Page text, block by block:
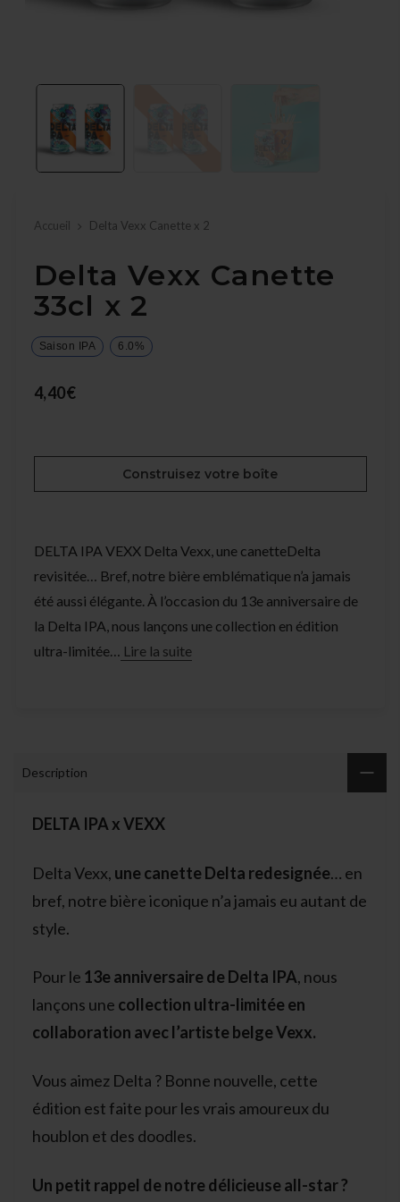
Accueil Delta Vexx Canette x 2
Delta Vexx Canette
33cl x 2
Saison IPA 6.0%
4,40€
Construisez votre boîte
DELTA IPA VEXX Delta Vexx, une canetteDelta
revisitée… Bref, notre bière emblématique n’a jamais
été aussi élégante. À l’occasion du 13e anniversaire de
la Delta IPA, nous lançons une collection en édition
ultra-limitée… Lire la suite
Description
DELTA IPA x VEXX
Delta Vexx, une canette Delta redesignée… en
bref, notre bière iconique n’a jamais eu autant de
style.
Pour le 13e anniversaire de Delta IPA, nous
lançons une collection ultra-limitée en
collaboration avec l’artiste belge Vexx.
Vous aimez Delta ? Bonne nouvelle, cette
édition est faite pour les vrais amoureux du
houblon et des doodles.
Un petit rappel de notre délicieuse all-star ?